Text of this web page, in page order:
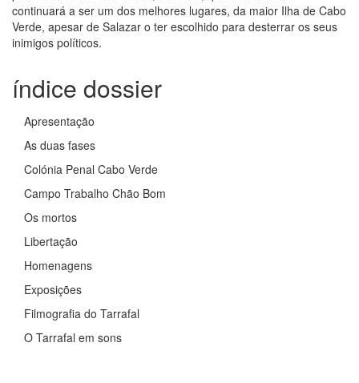
continuará a ser um dos melhores lugares, da maior Ilha de Cabo
Verde, apesar de Salazar o ter escolhido para desterrar os seus
inimigos políticos.
índice dossier
Apresentação
As duas fases
Colónia Penal Cabo Verde
Campo Trabalho Chão Bom
Os mortos
Libertação
Homenagens
Exposições
Filmografia do Tarrafal
O Tarrafal em sons